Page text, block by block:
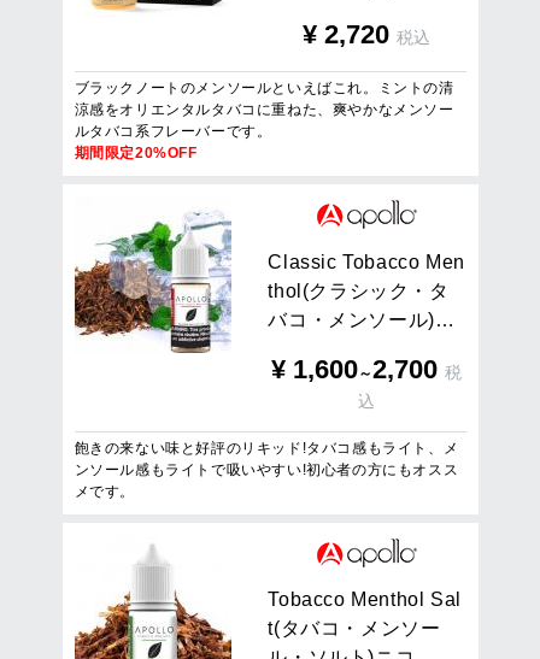
¥ 2,720 税込
ブラックノートのメンソールといえばこれ。ミントの清
涼感をオリエンタルタバコに重ねた、爽やかなメンソー
ルタバコ系フレーバーです。
期間限定20%OFF
C assic Tobacco Men
tho (ク ラ シッ ク ・ タ
バコ ・ メ ンソ ー ル)…
¥ 1,600～2,700税
込
飽きの来ない味と好評のリキッド!タバコ感もライト、メ
ンソール感もライトで吸いやすい!初心者の方にもオスス
メです。
Tobacco Mentho Sa
t(タバコ ・ メ ンソ ー